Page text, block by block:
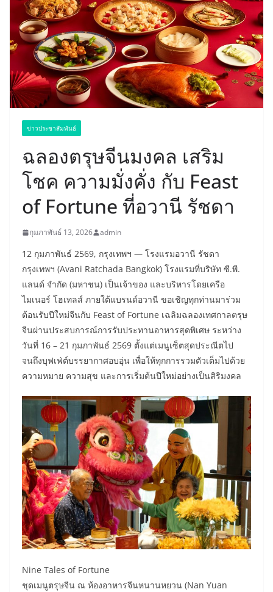
ข่าวประชาสัมพันธ์
ฉลองตรุษจีนมงคล เสริม
โชค ความมั่งคั่ง กับ Feast
of Fortune ที่อวานี รัชดา
กุมภาพันธ์ 13, 2026 admin
12 กุมภาพันธ์ 2569, กรุงเทพฯ — โรงแรมอวานี รัชดา
กรุงเทพฯ (Avani Ratchada Bangkok) โรงแรมที่บริษัท ซี.พี.
แลนด์ จำกัด (มหาชน) เป็นเจ้าของ และบริหารโดยเครือ
ไมเนอร์ โฮเทลส์ ภายใต้แบรนด์อวานี ขอเชิญทุกท่านมาร่วม
ต้อนรับปีใหม่จีนกับ Feast of Fortune เฉลิมฉลองเทศกาลตรุษ
จีนผ่านประสบการณ์การรับประทานอาหารสุดพิเศษ ระหว่าง
วันที่ 16 – 21 กุมภาพันธ์ 2569 ตั้งแต่เมนูเซ็ตสุดประณีตไป
จนถึงบุฟเฟ่ต์บรรยากาศอบอุ่น เพื่อให้ทุกการรวมตัวเต็มไปด้วย
ความหมาย ความสุข และการเริ่มต้นปีใหม่อย่างเป็นสิริมงคล
Nine Tales of Fortune
ชุดเมนูตรุษจีน ณ ห้องอาหารจีนหนานหยวน (Nan Yuan